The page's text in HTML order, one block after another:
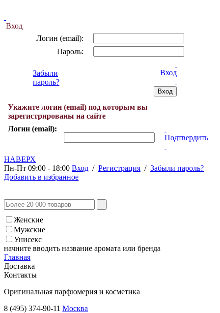
Вход
Логин (email):
Пароль:
Забыли
пароль?
Вход
Укажите логин (email) под которым вы
зарегистрированы на сайте
Логин (email):
Подтвердить
НАВЕРХ
Пн-Пт 09:00 - 18:00 Вход / Регистрация / Забыли пароль?
Добавить в избранное
Женские
Мужские
Унисекс
начните вводить название аромата или бренда
Главная
Доставка
Контакты
Оригинальная парфюмерия и косметика
8 (495) 374-90-11 Москва